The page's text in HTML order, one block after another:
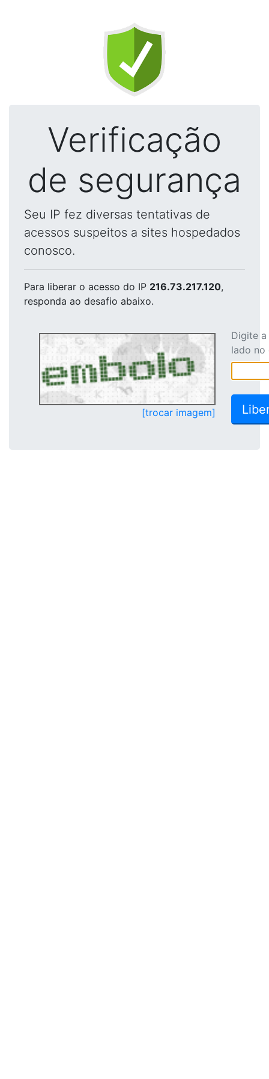
Verificação
de segurança
Seu IP fez diversas tentativas de
acessos suspeitos a sites hospedados
conosco.
Para liberar o acesso do IP 216.73.217.120,
responda ao desafio abaixo.
[trocar imagem]
Digite
lado no